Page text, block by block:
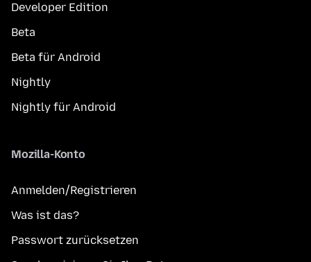
Developer Edition
Beta
Beta für Android
Nightly
Nightly für Android
Mozilla-Konto
Anmelden/Registrieren
Was ist das?
Passwort zurücksetzen